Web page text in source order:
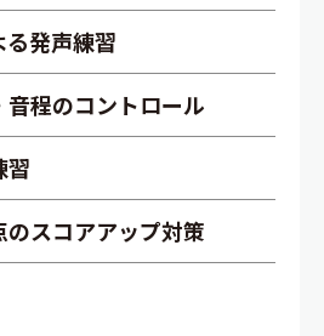
発声練習
程のコントロール
習
のスコアアップ対策